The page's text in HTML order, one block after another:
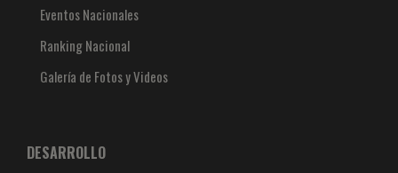
Eventos Nacionales
Ranking Nacional
Galería de Fotos y Videos
DESARROLLO